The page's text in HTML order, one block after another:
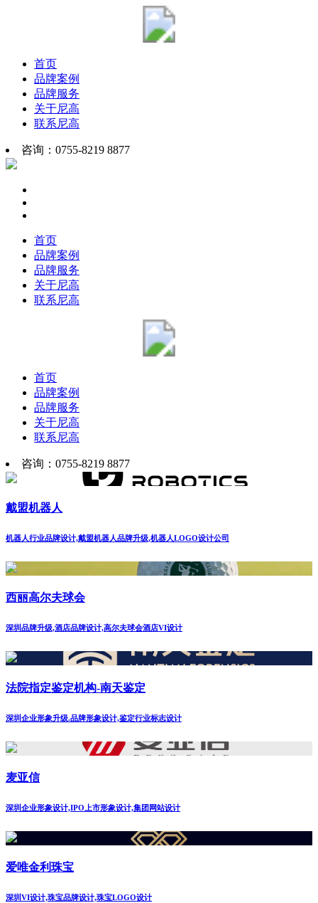
首页
品牌案例
品牌服务
关于尼高
联系尼高
咨询：0755-8219 8877
首页
品牌案例
品牌服务
关于尼高
联系尼高
首页
品牌案例
品牌服务
关于尼高
联系尼高
咨询：0755-8219 8877
戴盟机器人
机器人行业品牌设计,戴盟机器人品牌升级,机器人LOGO设计公司
西丽高尔夫球会
深圳品牌升级,酒店品牌设计,高尔夫球会酒店VI设计
法院指定鉴定机构-南天鉴定
深圳企业形象升级.品牌形象设计,鉴定行业标志设计
麦亚信
深圳企业形象设计,IPO上市形象设计,集团网站设计
爱唯金利珠宝
深圳VI设计,珠宝品牌设计,珠宝LOGO设计